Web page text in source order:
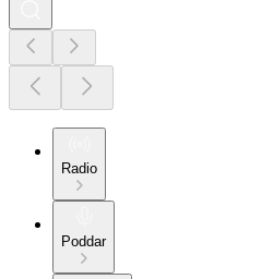
Radio
Poddar